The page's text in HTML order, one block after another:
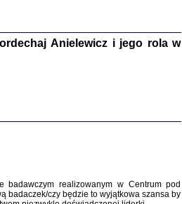
Warszawa 2017
i Mirki Piżyców o życiu w getcie i okupowanej
Anielewicz i jego rola w
badawczym realizowanym w Centrum pod
badaczek/czy będzie to wyjątkowa szansa by